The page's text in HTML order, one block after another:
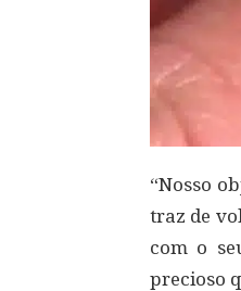
“Nosso
traz de
com o
precioso